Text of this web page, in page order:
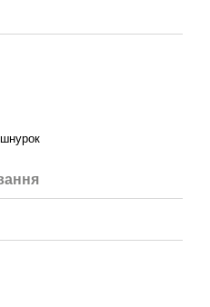
шнурок